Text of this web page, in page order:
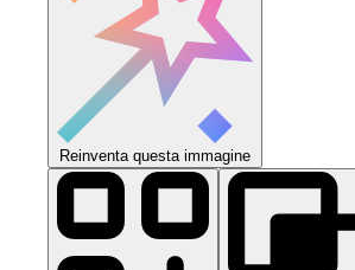
Reinventa questa immagine